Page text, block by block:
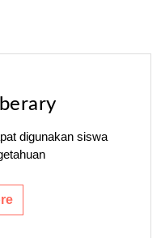
digunakan siswa